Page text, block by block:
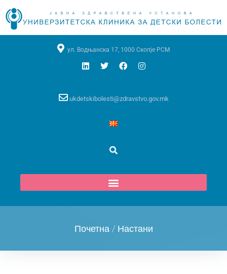
ул. Водњанска 17, 1000 Скопје РСМ
ukdetskibolesti@zdravstvo.gov.mk
Почетна / Настани